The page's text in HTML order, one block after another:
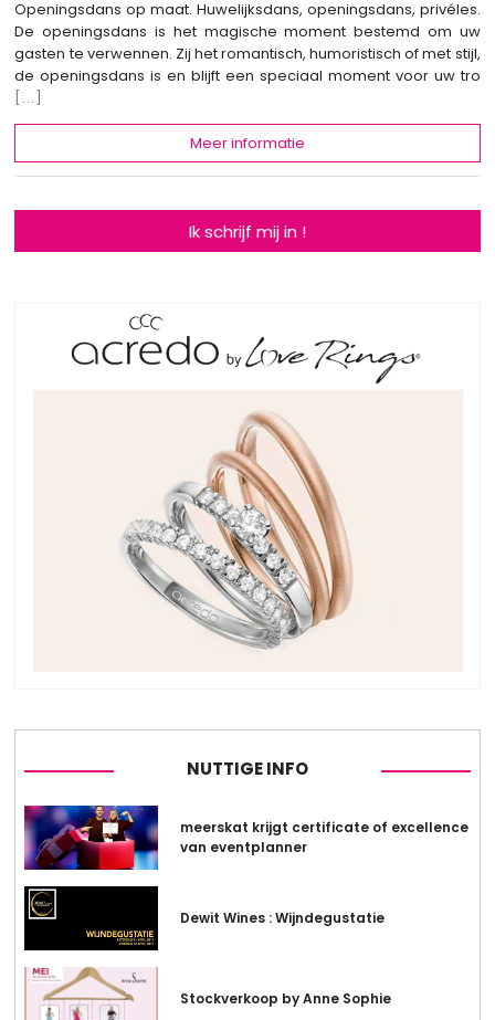
Openingsdans op maat. Huwelijksdans, openingsdans, privéles.
De openingsdans is het magische moment bestemd om uw
gasten te verwennen. Zij het romantisch, humoristisch of met stijl,
de openingsdans is en blijft een speciaal moment voor uw tro
[...]
Meer informatie
Ik schrijf mij in !
NUTTIGE INFO
meerskat krijgt certificate of excellence
van eventplanner
Dewit Wines : Wijndegustatie
Stockverkoop by Anne Sophie